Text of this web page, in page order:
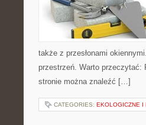
także z przesłonami
przestrzeń. Warto przeczytać:
stronie można znaleźć […]
CATEGORIES: EKOLOGICZNE I